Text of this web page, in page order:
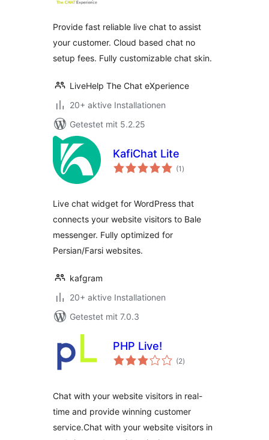
Provide fast reliable live chat to assist
your customer. Cloud based chat no
setup fees. Fully customizable chat skin.
LiveHelp The Chat eXperience
20+ aktive Installationen
Getestet mit 5.2.25
KafiChat Lite
(1 Bewertungen
insgesamt
)
Live chat widget for WordPress that
connects your website visitors to Bale
messenger. Fully optimized for
Persian/Farsi websites.
kafgram
20+ aktive Installationen
Getestet mit 7.0.3
PHP Live!
(2Bewertungen
insgesamt
)
Chat with your website visitors in real-
time and provide winning customer
service.Chat with your website visitors in